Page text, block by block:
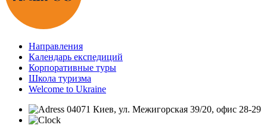
Направления
Календарь експедиций
Корпоративные туры
Школа туризма
Welcome to Ukraine
04071 Киев, ул. Межигорская 39/20, офис 28-29